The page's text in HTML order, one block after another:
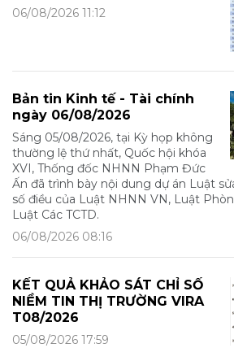
06/08/2026 11:12
Bản tin Kinh tế - Tài chính
ngày 06/08/2026
Sáng 05/08/2026, tại Kỳ họp không
thường lệ thứ nhất, Quốc hội khóa
XVI, Thống đốc NHNN Phạm Đức
Ấn đã trình bày nội dung dự án Luật
số điều của Luật NHNN VN, Luật
Luật Các TCTD.
06/08/2026 08:16
KẾT QUẢ KHẢO SÁT CHỈ SỐ
NIỀM TIN THỊ TRƯỜNG VIRA
T08/2026
05/08/2026 17:59